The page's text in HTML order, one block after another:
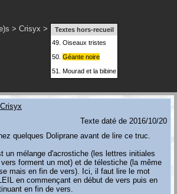
> Crisyx >
Textes hors-recueil
49. Oiseaux tristes
50. Géante noire
51. Mourad et la bibine
Crisyx
Texte daté de 2016/10/20
quelques Doliprane avant de lire ce truc.
un mélange d'acrostiche (les lettres initiales
forment un mot) et de télestiche (la même
mais en fin de vers). Ici, il faut lire le mot
en commençant en début de vers puis en
en fin de vers.